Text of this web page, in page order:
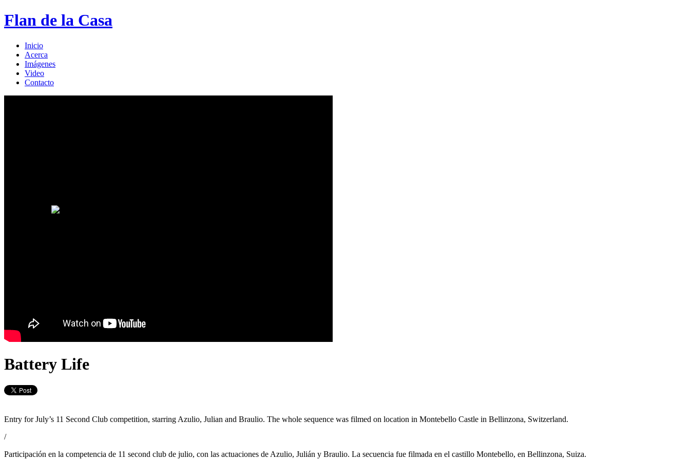
Flan de la Casa
Inicio
Acerca
Imágenes
Video
Contacto
Battery Life
Entry for July’s 11 Second Club competition, starring Azulio, Julian and Braulio. The whole sequence was filmed on location in Montebello Castle in Bellinzona, Switzerland.
/
Participación en la competencia de 11 second club de julio, con las actuaciones de Azulio, Julián y Braulio. La secuencia fue filmada en el castillo Montebello, en Bellinzona, Suiza.